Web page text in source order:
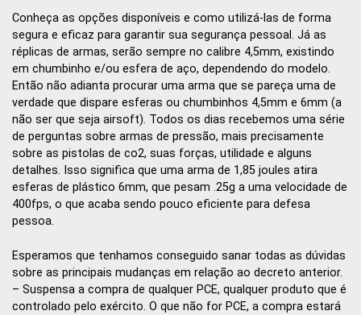
Conheça as opções disponíveis e como utilizá-las de forma
segura e eficaz para garantir sua segurança pessoal. Já as
réplicas de armas, serão sempre no calibre 4,5mm, existindo
em chumbinho e/ou esfera de aço, dependendo do modelo.
Então não adianta procurar uma arma que se pareça uma de
verdade que dispare esferas ou chumbinhos 4,5mm e 6mm (a
não ser que seja airsoft). Todos os dias recebemos uma série
de perguntas sobre armas de pressão, mais precisamente
sobre as pistolas de co2, suas forças, utilidade e alguns
detalhes. Isso significa que uma arma de 1,85 joules atira
esferas de plástico 6mm, que pesam .25g a uma velocidade de
400fps, o que acaba sendo pouco eficiente para defesa
pessoa.
Esperamos que tenhamos conseguido sanar todas as dúvidas
sobre as principais mudanças em relação ao decreto anterior.
– Suspensa a compra de qualquer PCE, qualquer produto que é
controlado pelo exército. O que não for PCE, a compra estará